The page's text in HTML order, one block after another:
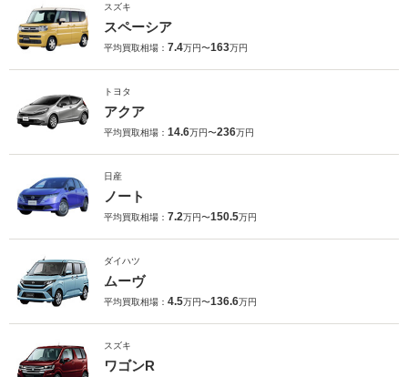
スズキ
スペーシア
平均買取相場： 7.4万円〜163万円
トヨタ
アクア
平均買取相場： 14.6万円〜236万円
日産
ノート
平均買取相場： 7.2万円〜150.5万円
ダイハツ
ムーヴ
平均買取相場： 4.5万円〜136.6万円
スズキ
ワゴンR